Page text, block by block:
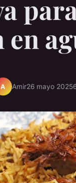
A Amir26 mayo 2025